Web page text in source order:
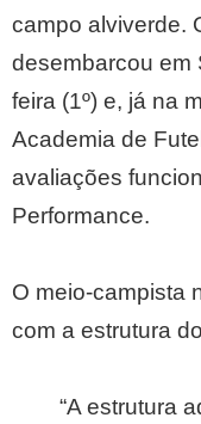
campo alviverde.
desembarcou em
feira (1º) e, já na
Academia de
avaliações
Performance.
O meio-campista
com a estrutura
“A estrutura